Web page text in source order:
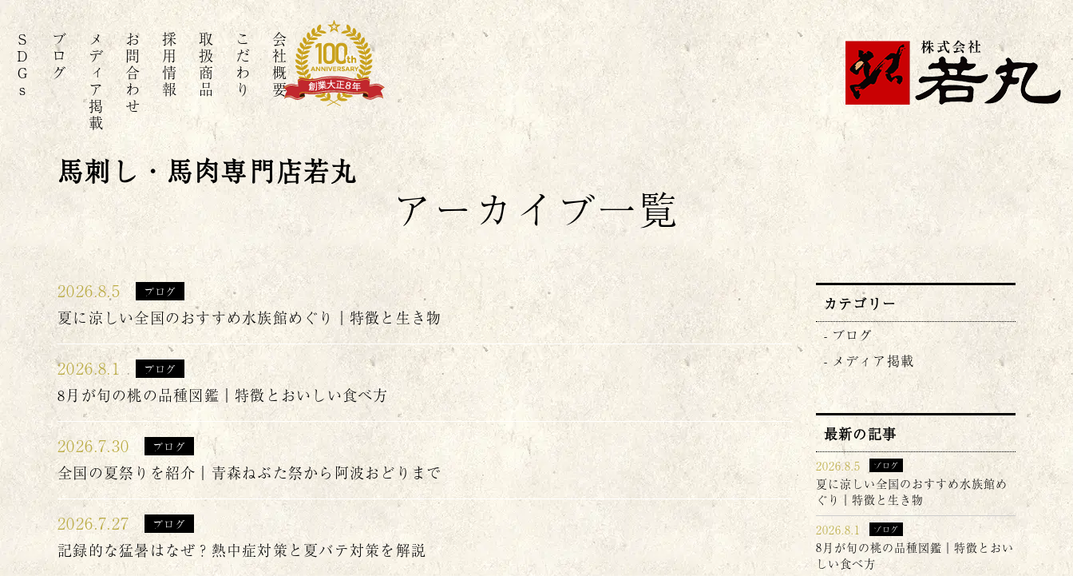
株式会社若丸
会社概要
こだわり
取扱商品
採用情報
お問合わせ
メディア掲載
ブログ
SDGs
馬刺し・馬肉専門店若丸
アーカイブ一覧
2026.8.5 ブログ
夏に涼しい全国のおすすめ水族館めぐり｜特徴と生き物
2026.8.1 ブログ
8月が旬の桃の品種図鑑｜特徴とおいしい食べ方
2026.7.30 ブログ
全国の夏祭りを紹介｜青森ねぶた祭から阿波おどりまで
2026.7.27 ブログ
記録的な猛暑はなぜ？熱中症対策と夏バテ対策を解説
カテゴリー
ブログ
メディア掲載
最新の記事
2026.8.5 ブログ
夏に涼しい全国のおすすめ水族館め
ぐり｜特徴と生き物
2026.8.1
ブログ
8月が旬の桃の品種図鑑｜特徴とおい
しい食べ方